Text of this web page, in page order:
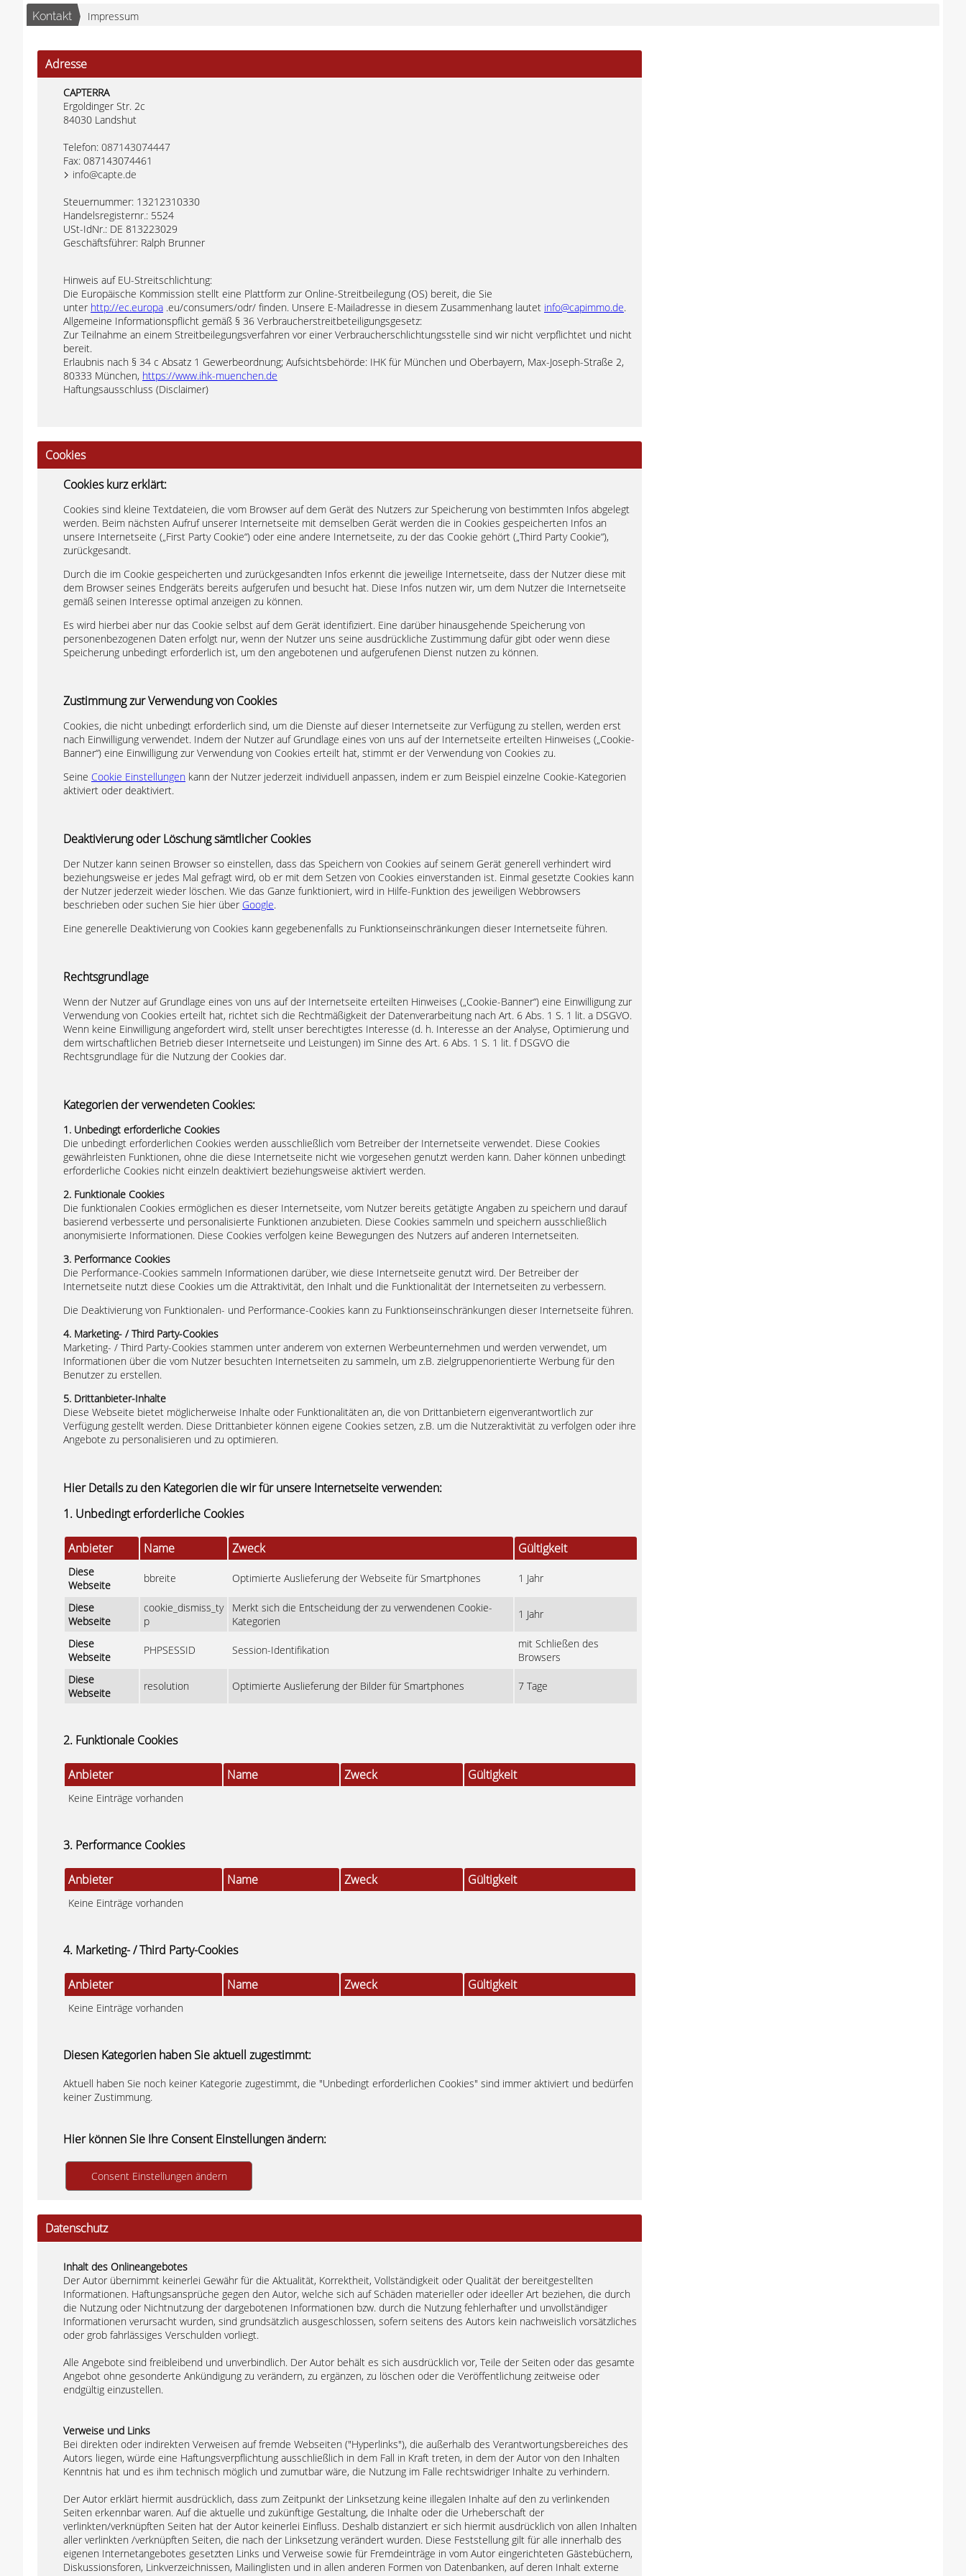
Kontakt Impressum
Adresse
CAPTERRA
Ergoldinger Str. 2c
84030 Landshut
Telefon: 087143074447
Fax: 087143074461
info@capte.de
Steuernummer: 13212310330
Handelsregisternr.: 5524
USt-IdNr.: DE 813223029
Geschäftsführer: Ralph Brunner
Hinweis auf EU-Streitschlichtung:
Die Europäische Kommission stellt eine Plattform zur Online-Streitbeilegung (OS) bereit, die Sie
unter http://ec.europa .eu/consumers/odr/ finden. Unsere E-Mailadresse in diesem Zusammenhang lautet info@capimmo.de.
Allgemeine Informationspflicht gemäß § 36 Verbraucherstreitbeteiligungsgesetz:
Zur Teilnahme an einem Streitbeilegungsverfahren vor einer Verbraucherschlichtungsstelle sind wir nicht verpflichtet und nicht
bereit.
Erlaubnis nach § 34 c Absatz 1 Gewerbeordnung; Aufsichtsbehörde: IHK für München und Oberbayern, Max-Joseph-Straße 2,
80333 München, https://www.ihk-muenchen.de
Haftungsausschluss (Disclaimer)
Cookies
Cookies kurz erklärt:
Cookies sind kleine Textdateien, die vom Browser auf dem Gerät des Nutzers zur Speicherung von bestimmten Infos abgelegt
werden. Beim nächsten Aufruf unserer Internetseite mit demselben Gerät werden die in Cookies gespeicherten Infos an
unsere Internetseite („First Party Cookie“) oder eine andere Internetseite, zu der das Cookie gehört („Third Party Cookie“),
zurückgesandt.
Durch die im Cookie gespeicherten und zurückgesandten Infos erkennt die jeweilige Internetseite, dass der Nutzer diese mit
dem Browser seines Endgeräts bereits aufgerufen und besucht hat. Diese Infos nutzen wir, um dem Nutzer die Internetseite
gemäß seinen Interesse optimal anzeigen zu können.
Es wird hierbei aber nur das Cookie selbst auf dem Gerät identifiziert. Eine darüber hinausgehende Speicherung von
personenbezogenen Daten erfolgt nur, wenn der Nutzer uns seine ausdrückliche Zustimmung dafür gibt oder wenn diese
Speicherung unbedingt erforderlich ist, um den angebotenen und aufgerufenen Dienst nutzen zu können.
Zustimmung zur Verwendung von Cookies
Cookies, die nicht unbedingt erforderlich sind, um die Dienste auf dieser Internetseite zur Verfügung zu stellen, werden erst
nach Einwilligung verwendet. Indem der Nutzer auf Grundlage eines von uns auf der Internetseite erteilten Hinweises („Cookie-
Banner“) eine Einwilligung zur Verwendung von Cookies erteilt hat, stimmt er der Verwendung von Cookies zu.
Seine Cookie Einstellungen kann der Nutzer jederzeit individuell anpassen, indem er zum Beispiel einzelne Cookie-Kategorien
aktiviert oder deaktiviert.
Deaktivierung oder Löschung sämtlicher Cookies
Der Nutzer kann seinen Browser so einstellen, dass das Speichern von Cookies auf seinem Gerät generell verhindert wird
beziehungsweise er jedes Mal gefragt wird, ob er mit dem Setzen von Cookies einverstanden ist. Einmal gesetzte Cookies kann
der Nutzer jederzeit wieder löschen. Wie das Ganze funktioniert, wird in Hilfe-Funktion des jeweiligen Webbrowsers
beschrieben oder suchen Sie hier über Google.
Eine generelle Deaktivierung von Cookies kann gegebenenfalls zu Funktionseinschränkungen dieser Internetseite führen.
Rechtsgrundlage
Wenn der Nutzer auf Grundlage eines von uns auf der Internetseite erteilten Hinweises („Cookie-Banner“) eine Einwilligung zur
Verwendung von Cookies erteilt hat, richtet sich die Rechtmäßigkeit der Datenverarbeitung nach Art. 6 Abs. 1 S. 1 lit. a DSGVO.
Wenn keine Einwilligung angefordert wird, stellt unser berechtigtes Interesse (d. h. Interesse an der Analyse, Optimierung und
dem wirtschaftlichen Betrieb dieser Internetseite und Leistungen) im Sinne des Art. 6 Abs. 1 S. 1 lit. f DSGVO die
Rechtsgrundlage für die Nutzung der Cookies dar.
Kategorien der verwendeten Cookies:
1. Unbedingt erforderliche Cookies
Die unbedingt erforderlichen Cookies werden ausschließlich vom Betreiber der Internetseite verwendet. Diese Cookies
gewährleisten Funktionen, ohne die diese Internetseite nicht wie vorgesehen genutzt werden kann. Daher können unbedingt
erforderliche Cookies nicht einzeln deaktiviert beziehungsweise aktiviert werden.
2. Funktionale Cookies
Die funktionalen Cookies ermöglichen es dieser Internetseite, vom Nutzer bereits getätigte Angaben zu speichern und darauf
basierend verbesserte und personalisierte Funktionen anzubieten. Diese Cookies sammeln und speichern ausschließlich
anonymisierte Informationen. Diese Cookies verfolgen keine Bewegungen des Nutzers auf anderen Internetseiten.
3. Performance Cookies
Die Performance-Cookies sammeln Informationen darüber, wie diese Internetseite genutzt wird. Der Betreiber der
Internetseite nutzt diese Cookies um die Attraktivität, den Inhalt und die Funktionalität der Internetseiten zu verbessern.
Die Deaktivierung von Funktionalen- und Performance-Cookies kann zu Funktionseinschränkungen dieser Internetseite führen.
4. Marketing- / Third Party-Cookies
Marketing- / Third Party-Cookies stammen unter anderem von externen Werbeunternehmen und werden verwendet, um
Informationen über die vom Nutzer besuchten Internetseiten zu sammeln, um z.B. zielgruppenorientierte Werbung für den
Benutzer zu erstellen.
5. Drittanbieter-Inhalte
Diese Webseite bietet möglicherweise Inhalte oder Funktionalitäten an, die von Drittanbietern eigenverantwortlich zur
Verfügung gestellt werden. Diese Drittanbieter können eigene Cookies setzen, z.B. um die Nutzeraktivität zu verfolgen oder ihre
Angebote zu personalisieren und zu optimieren.
Hier Details zu den Kategorien die wir für unsere Internetseite verwenden:
1. Unbedingt erforderliche Cookies
Anbieter Name Zweck Gültigkeit
Diese
Webseite
bbreite Optimierte Auslieferung der Webseite für Smartphones 1 Jahr
Diese
Webseite
cookie_dismiss_ty
p
Merkt sich die Entscheidung der zu verwendenen Cookie-
Kategorien
1 Jahr
Diese
Webseite
PHPSESSID Session-Identifikation
mit Schließen des
Browsers
Diese
Webseite
resolution Optimierte Auslieferung der Bilder für Smartphones 7 Tage
2. Funktionale Cookies
Anbieter Name Zweck Gültigkeit
Keine Einträge vorhanden
3. Performance Cookies
Anbieter Name Zweck Gültigkeit
Keine Einträge vorhanden
4. Marketing- / Third Party-Cookies
Anbieter Name Zweck Gültigkeit
Keine Einträge vorhanden
Diesen Kategorien haben Sie aktuell zugestimmt:
Aktuell haben Sie noch keiner Kategorie zugestimmt, die "Unbedingt erforderlichen Cookies" sind immer aktiviert und bedürfen
keiner Zustimmung.
Hier können Sie Ihre Consent Einstellungen ändern:
Datenschutz
Inhalt des Onlineangebotes
Der Autor übernimmt keinerlei Gewähr für die Aktualität, Korrektheit, Vollständigkeit oder Qualität der bereitgestellten
Informationen. Haftungsansprüche gegen den Autor, welche sich auf Schäden materieller oder ideeller Art beziehen, die durch
die Nutzung oder Nichtnutzung der dargebotenen Informationen bzw. durch die Nutzung fehlerhafter und unvollständiger
Informationen verursacht wurden, sind grundsätzlich ausgeschlossen, sofern seitens des Autors kein nachweislich vorsätzliches
oder grob fahrlässiges Verschulden vorliegt.
Alle Angebote sind freibleibend und unverbindlich. Der Autor behält es sich ausdrücklich vor, Teile der Seiten oder das gesamte
Angebot ohne gesonderte Ankündigung zu verändern, zu ergänzen, zu löschen oder die Veröffentlichung zeitweise oder
endgültig einzustellen.
Verweise und Links
Bei direkten oder indirekten Verweisen auf fremde Webseiten ("Hyperlinks"), die außerhalb des Verantwortungsbereiches des
Autors liegen, würde eine Haftungsverpflichtung ausschließlich in dem Fall in Kraft treten, in dem der Autor von den Inhalten
Kenntnis hat und es ihm technisch möglich und zumutbar wäre, die Nutzung im Falle rechtswidriger Inhalte zu verhindern.
Der Autor erklärt hiermit ausdrücklich, dass zum Zeitpunkt der Linksetzung keine illegalen Inhalte auf den zu verlinkenden
Seiten erkennbar waren. Auf die aktuelle und zukünftige Gestaltung, die Inhalte oder die Urheberschaft der
verlinkten/verknüpften Seiten hat der Autor keinerlei Einfluss. Deshalb distanziert er sich hiermit ausdrücklich von allen Inhalten
aller verlinkten /verknüpften Seiten, die nach der Linksetzung verändert wurden. Diese Feststellung gilt für alle innerhalb des
eigenen Internetangebotes gesetzten Links und Verweise sowie für Fremdeinträge in vom Autor eingerichteten Gästebüchern,
Diskussionsforen, Linkverzeichnissen, Mailinglisten und in allen anderen Formen von Datenbanken, auf deren Inhalt externe